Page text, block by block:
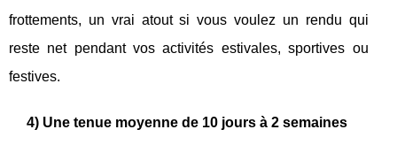
frottements, un vrai atout si vous voulez un rendu qui
reste net pendant vos activités estivales, sportives ou
festives.
4) Une tenue moyenne de 10 jours à 2 semaines